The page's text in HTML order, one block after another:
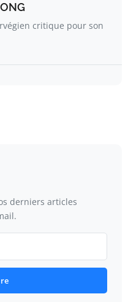
critique pour son
derniers articles